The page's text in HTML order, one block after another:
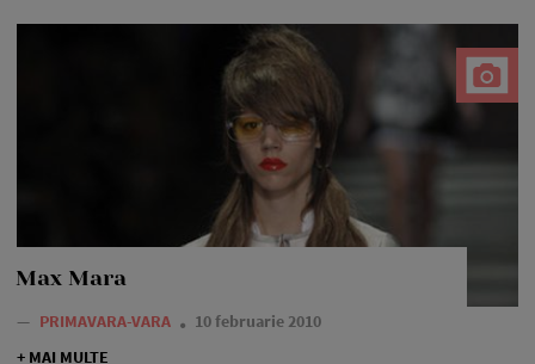
Max Mara
— PRIMAVARA-VARA
10 februarie 2010
+ MAI MULTE